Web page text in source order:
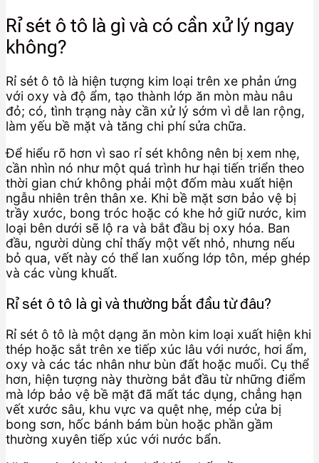
Rỉ sét ô tô là gì và có cần xử lý ngay
không?
Rỉ sét ô tô là hiện tượng kim loại trên xe phản ứng
với oxy và độ ẩm, tạo thành lớp ăn mòn màu nâu
đỏ; có, tình trạng này cần xử lý sớm vì dễ lan rộng,
làm yếu bề mặt và tăng chi phí sửa chữa.
Để hiểu rõ hơn vì sao rỉ sét không nên bị xem nhẹ,
cần nhìn nó như một quá trình hư hại tiến triển theo
thời gian chứ không phải một đốm màu xuất hiện
ngẫu nhiên trên thân xe. Khi bề mặt sơn bảo vệ bị
trầy xước, bong tróc hoặc có khe hở giữ nước, kim
loại bên dưới sẽ lộ ra và bắt đầu bị oxy hóa. Ban
đầu, người dùng chỉ thấy một vết nhỏ, nhưng nếu
bỏ qua, vết này có thể lan xuống lớp tôn, mép ghép
và các vùng khuất.
Rỉ sét ô tô là gì và thường bắt đầu từ đâu?
Rỉ sét ô tô là một dạng ăn mòn kim loại xuất hiện khi
thép hoặc sắt trên xe tiếp xúc lâu với nước, hơi ẩm,
oxy và các tác nhân như bùn đất hoặc muối. Cụ thể
hơn, hiện tượng này thường bắt đầu từ những điểm
mà lớp bảo vệ bề mặt đã mất tác dụng, chẳng hạn
vết xước sâu, khu vực va quệt nhẹ, mép cửa bị
bong sơn, hốc bánh bám bùn hoặc phần gầm
thường xuyên tiếp xúc với nước bẩn.